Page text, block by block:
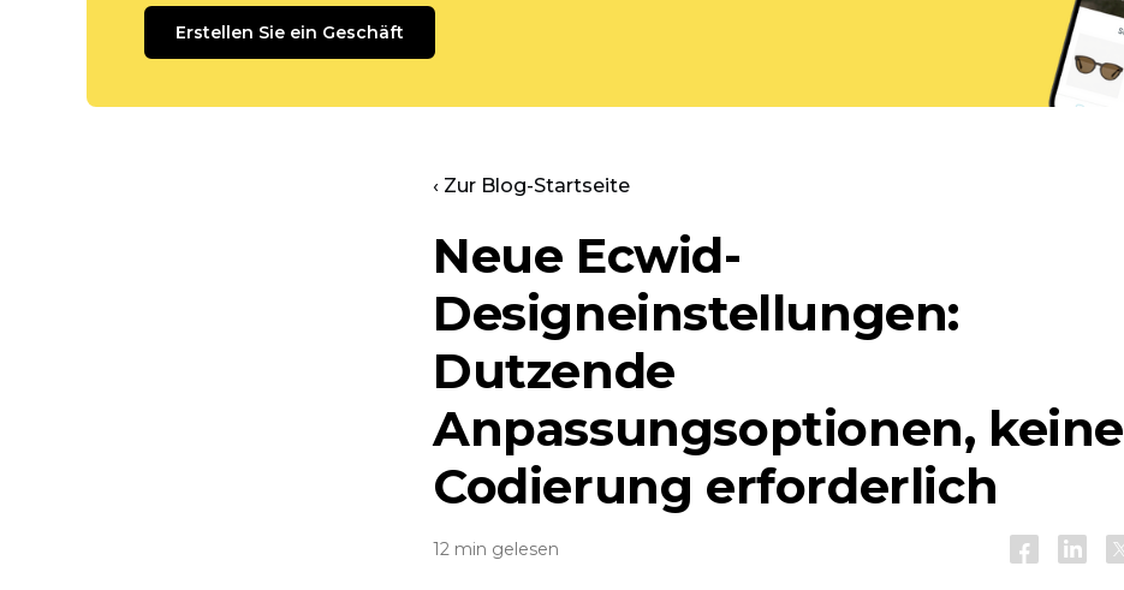
Erstellen Sie ein Geschäft
‹ Zur Blog-Startseite
Neue Ecwid-
Designeinstellungen:
Dutzende
Anpassungsoptionen, keine
Codierung erforderlich
12 min gelesen